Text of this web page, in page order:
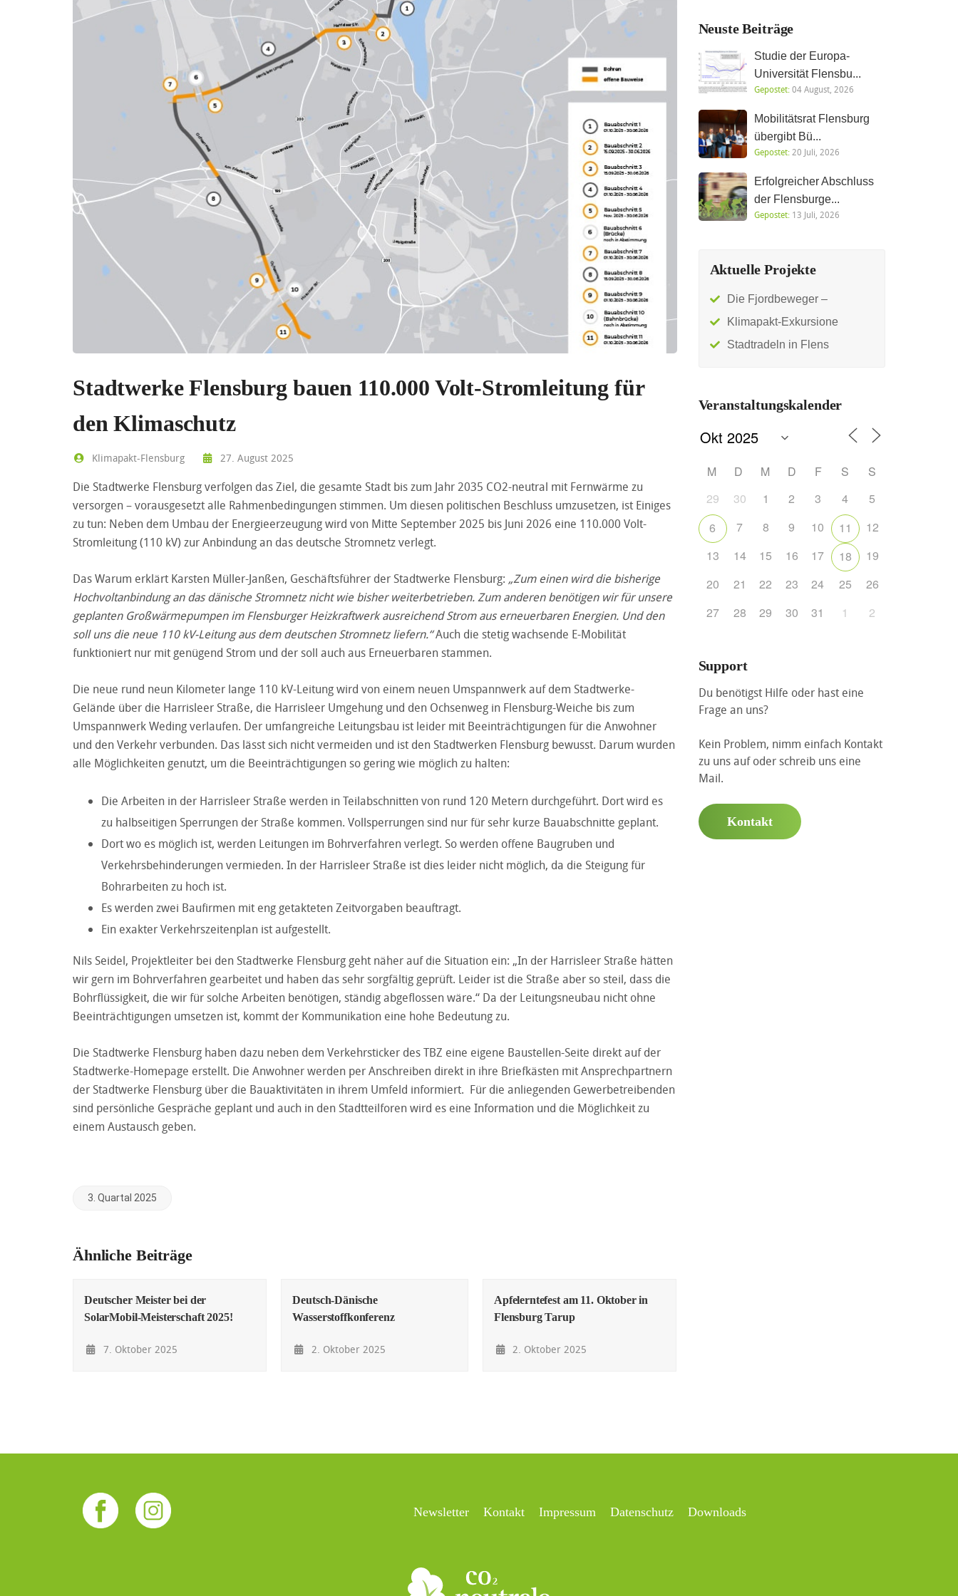
Stadtwerke Flensburg bauen 110.000 Volt-Stromleitung für
den Klimaschutz
Klimapakt-Flensburg 27. August 2025
Die Stadtwerke Flensburg verfolgen das Ziel, die gesamte Stadt bis zum Jahr 2035 CO2-neutral mit Fernwärme zu
versorgen – vorausgesetzt alle Rahmenbedingungen stimmen. Um diesen politischen Beschluss umzusetzen, ist Einiges
zu tun: Neben dem Umbau der Energieerzeugung wird von Mitte September 2025 bis Juni 2026 eine 110.000 Volt-
Stromleitung (110 kV) zur Anbindung an das deutsche Stromnetz verlegt.
Das Warum erklärt Karsten Müller-Janßen, Geschäftsführer der Stadtwerke Flensburg: „Zum einen wird die bisherige
Hochvoltanbindung an das dänische Stromnetz nicht wie bisher weiterbetrieben. Zum anderen benötigen wir für unsere
geplanten Großwärmepumpen im Flensburger Heizkraftwerk ausreichend Strom aus erneuerbaren Energien. Und den
soll uns die neue 110 kV-Leitung aus dem deutschen Stromnetz liefern.“Auch die stetig wachsende E-Mobilität
funktioniert nur mit genügend Strom und der soll auch aus Erneuerbaren stammen.
Die neue rund neun Kilometer lange 110 kV-Leitung wird von einem neuen Umspannwerk auf dem Stadtwerke-
Gelände über die Harrisleer Straße, die Harrisleer Umgehung und den Ochsenweg in Flensburg-Weiche bis zum
Umspannwerk Weding verlaufen. Der umfangreiche Leitungsbau ist leider mit Beeinträchtigungen für die Anwohner
und den Verkehr verbunden. Das lässt sich nicht vermeiden und ist den Stadtwerken Flensburg bewusst. Darum wurden
alle Möglichkeiten genutzt, um die Beeinträchtigungen so gering wie möglich zu halten:
Die Arbeiten in der Harrisleer Straße werden in Teilabschnitten von rund 120 Metern durchgeführt. Dort wird es
zu halbseitigen Sperrungen der Straße kommen. Vollsperrungen sind nur für sehr kurze Bauabschnitte geplant.
Dort wo es möglich ist, werden Leitungen im Bohrverfahren verlegt. So werden offene Baugruben und
Verkehrsbehinderungen vermieden. In der Harrisleer Straße ist dies leider nicht möglich, da die Steigung für
Bohrarbeiten zu hoch ist.
Es werden zwei Baufirmen mit eng getakteten Zeitvorgaben beauftragt.
Ein exakter Verkehrszeitenplan ist aufgestellt.
Nils Seidel, Projektleiter bei den Stadtwerke Flensburg geht näher auf die Situation ein: „In der Harrisleer Straße hätten
wir gern im Bohrverfahren gearbeitet und haben das sehr sorgfältig geprüft. Leider ist die Straße aber so steil, dass die
Bohrflüssigkeit, die wir für solche Arbeiten benötigen, ständig abgeflossen wäre.“ Da der Leitungsneubau nicht ohne
Beeinträchtigungen umsetzen ist, kommt der Kommunikation eine hohe Bedeutung zu.
Die Stadtwerke Flensburg haben dazu neben dem Verkehrsticker des TBZ eine eigene Baustellen-Seite direkt auf der
Stadtwerke-Homepage erstellt. Die Anwohner werden per Anschreiben direkt in ihre Briefkästen mit Ansprechpartnern
der Stadtwerke Flensburg über die Bauaktivitäten in ihrem Umfeld informiert. Für die anliegenden Gewerbetreibenden
sind persönliche Gespräche geplant und auch in den Stadtteilforen wird es eine Information und die Möglichkeit zu
einem Austausch geben.
3. Quartal 2025
Ähnliche Beiträge
Deutscher Meister bei der
SolarMobil-Meisterschaft 2025!
7. Oktober 2025
Deutsch-Dänische
Wasserstoffkonferenz
2. Oktober 2025
Apfelerntefest am 11. Oktober in
Flensburg Tarup
2. Oktober 2025
Neuste Beiträge
Studie der Europa-
Universität Flensbu...
Gepostet:04 August, 2026
Mobilitätsrat Flensburg
übergibt Bü...
Gepostet:20 Juli, 2026
Erfolgreicher Abschluss
der Flensburge...
Gepostet:13 Juli, 2026
Aktuelle Projekte
Die Fjordbeweger –
Klimapakt-Exkursione
Stadtradeln in Flens
Veranstaltungskalender
M D M D F S
S
29
30 1 2 3 4
5
6
7 8 9 10 11
12
13
14 15 16 17 18
19
20
21 22 23 24 25
26
27
28 29 30 31 1 2
Support
Du benötigst Hilfe oder hast eine
Frage an uns?
Kein Problem, nimm einfach Kontakt
zu uns auf oder schreib uns eine
Mail.
Kontakt
Newsletter Kontakt Impressum Datenschutz Downloads